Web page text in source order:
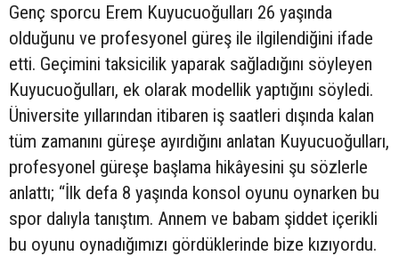
Genç sporcu Erem Kuyucuoğulları 26 yaşında
olduğunu ve profesyonel güreş ile ilgilendiğini ifade
etti. Geçimini taksicilik yaparak sağladığını söyleyen
Kuyucuoğulları, ek olarak modellik yaptığını söyledi.
Üniversite yıllarından itibaren iş saatleri dışında kalan
tüm zamanını güreşe ayırdığını anlatan Kuyucuoğulları,
profesyonel güreşe başlama hikâyesini şu sözlerle
anlattı; “İlk defa 8 yaşında konsol oyunu oynarken bu
spor dalıyla tanıştım. Annem ve babam şiddet içerikli
bu oyunu oynadığımızı gördüklerinde bize kızıyordu.